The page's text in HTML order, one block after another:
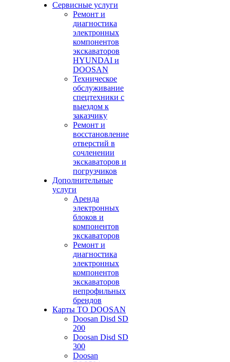
Сервисные услуги
Ремонт и
диагностика
электронных
компонентов
экскаваторов
HYUNDAI и
DOOSAN
Техническое
обслуживание
спецтехники с
выездом к
заказчику
Ремонт и
восстановление
отверстий в
сочленении
экскаваторов и
погрузчиков
Дополнительные
услуги
Аренда
электронных
блоков и
компонентов
экскаваторов
Ремонт и
диагностика
электронных
компонентов
экскаваторов
непрофильных
брендов
Карты ТО DOOSAN
Doosan Disd SD
200
Doosan Disd SD
300
Doosan